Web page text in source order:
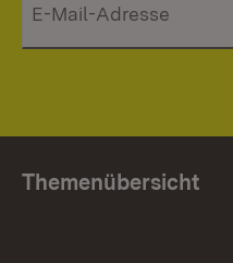
Themenübersicht